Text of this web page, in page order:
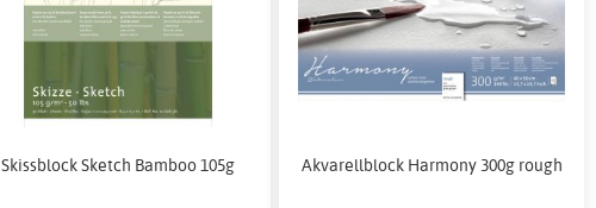
Skissblock Sketch Bamboo 105g Akvarellblock Harmony 300g rough